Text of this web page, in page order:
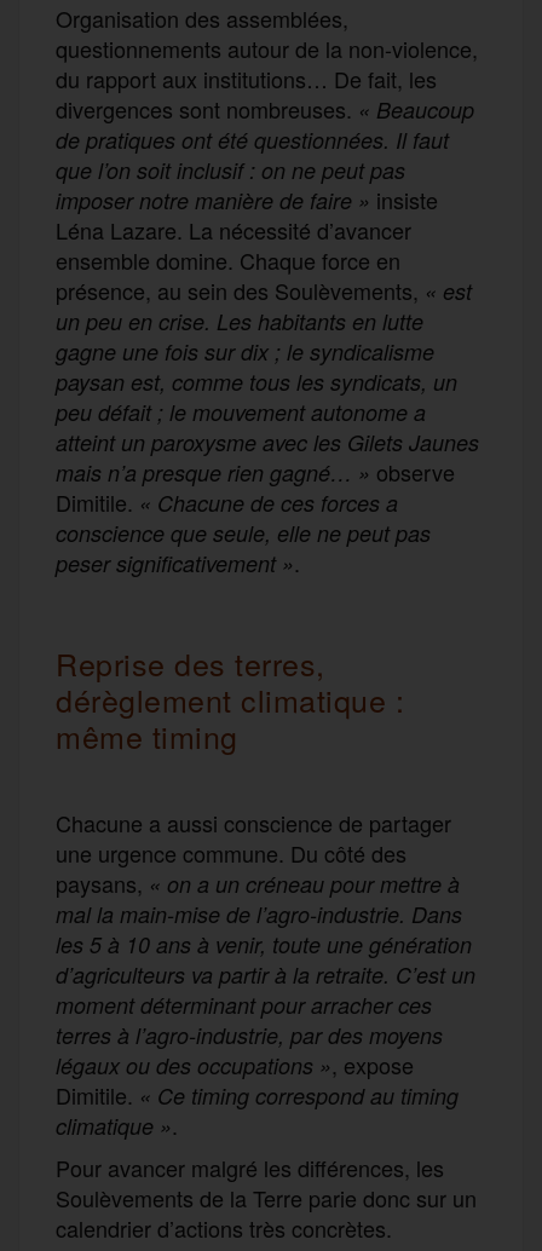
Organisation des assemblées,
questionnements autour de la non-violence,
du rapport aux institutions… De fait, les
divergences sont nombreuses. « Beaucoup
de pratiques ont été questionnées. Il faut
que l’on soit inclusif : on ne peut pas
imposer notre manière de faire » insiste
Léna Lazare. La nécessité d’avancer
ensemble domine. Chaque force en
présence, au sein des Soulèvements, « est
un peu en crise. Les habitants en lutte
gagne une fois sur dix ; le syndicalisme
paysan est, comme tous les syndicats, un
peu défait ; le mouvement autonome a
atteint un paroxysme avec les Gilets Jaunes
mais n’a presque rien gagné… » observe
Dimitile. « Chacune de ces forces a
conscience que seule, elle ne peut pas
peser significativement ».
Reprise des terres,
dérèglement climatique :
même timing
Chacune a aussi conscience de partager
une urgence commune. Du côté des
paysans, « on a un créneau pour mettre à
mal la main-mise de l’agro-industrie. Dans
les 5 à 10 ans à venir, toute une génération
d’agriculteurs va partir à la retraite. C’est un
moment déterminant pour arracher ces
terres à l’agro-industrie, par des moyens
légaux ou des occupations », expose
Dimitile. « Ce timing correspond au timing
climatique ».
Pour avancer malgré les différences, les
Soulèvements de la Terre parie donc sur un
calendrier d’actions très concrètes.